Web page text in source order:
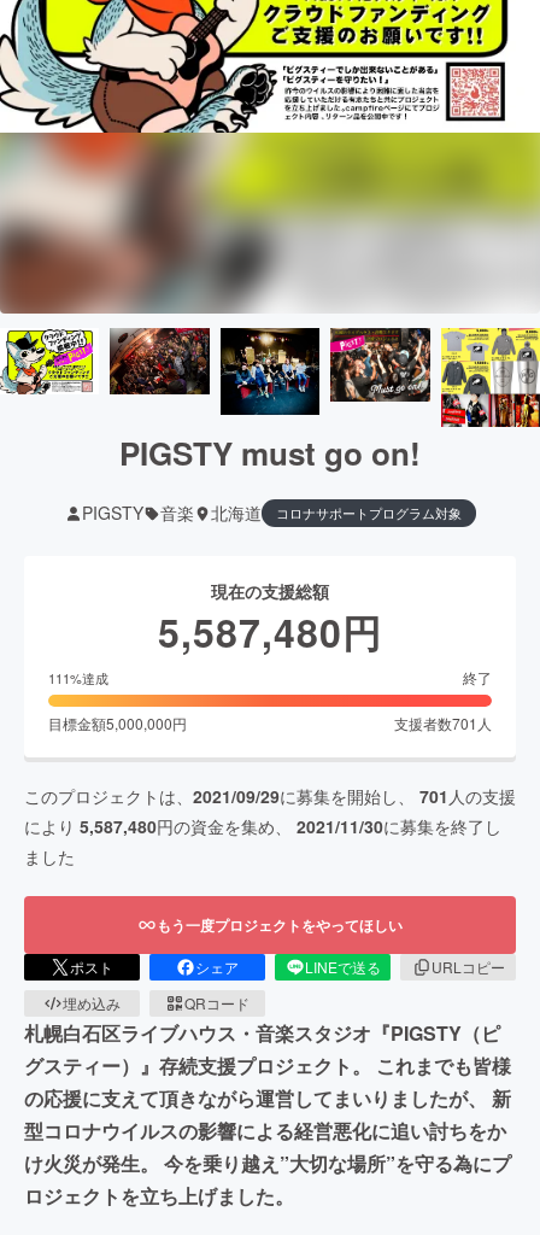
PIGSTY must go on!
PIGSTY 音楽 北海道 コロナサポートプログラム対象
現在の支援総額
5,587,480円
111%達成 終了
目標金額5,000,000円 支援者数701 人
このプロジェクトは、 2021/09/29に募集を開始し、 701 人の支援
により 5,587,480円の資金を集め、 2021/11/30に募集を終了し
ました
もう一度プロジェクトをやってほしい
ポスト シェア LINEで送る
URLコピー
埋め込み
QRコード
札幌白石区ライブハウス・音楽スタジオ『PIGSTY（ピ
グスティー）』存続支援プロジェクト。 これまでも皆様
の応援に支えて頂きながら運営してまいりましたが、 新
型コロナウイルスの影響による経営悪化に追い討ちをか
け火災が発生。 今を乗り越え”大切な場所”を守る為にプ
ロジェクトを立ち上げました。